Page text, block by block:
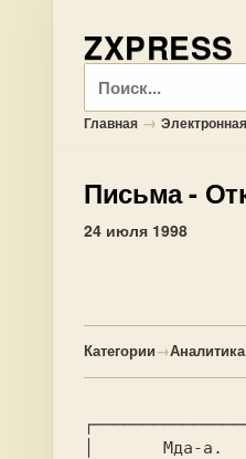
ZXPRESS
Поиск
Главная →
Письма-
24 июля 1998
Категории→
│       Мда-а.